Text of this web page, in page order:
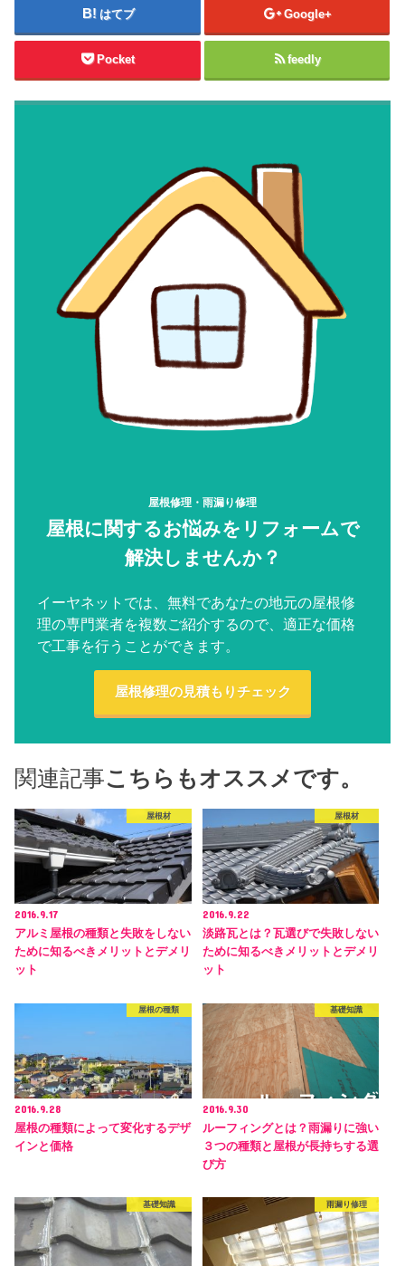
はてブ Google+
Pocket feedly
屋根修理・雨漏り修理
屋根に関するお悩みをリフォームで
解決しませんか？
イーヤネットでは、無料であなたの地元の屋根修
理の専門業者を複数ご紹介するので、適正な価格
で工事を行うことができます。
屋根修理の見積もりチェック
関連記事こちらもオススメです。
屋根材
2016.9.17
アルミ屋根の種類と失敗をしない
ために知るべきメリットとデメリ
ット
屋根材
2016.9.22
淡路瓦とは？瓦選びで失敗しない
ために知るべきメリットとデメリ
ット
屋根の種類
2016.9.28
屋根の種類によって変化するデザ
インと価格
基礎知識
2016.9.30
ルーフィングとは？雨漏りに強い
３つの種類と屋根が長持ちする選
び方
基礎知識 雨漏り修理